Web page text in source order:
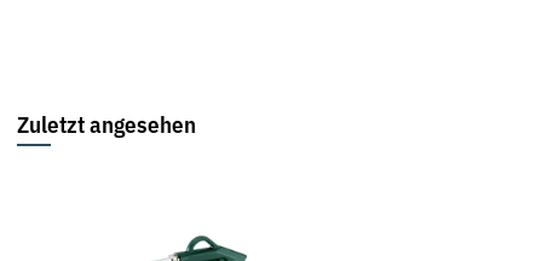
Zuletzt angesehen